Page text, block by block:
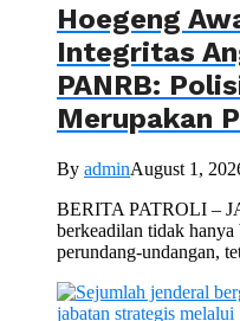
Hoegeng
Integritas
PANRB:
Merupakan
By adminAugust 1,
BERITA PATROLI –
berkeadilan tidak hanya
perundang-undangan,